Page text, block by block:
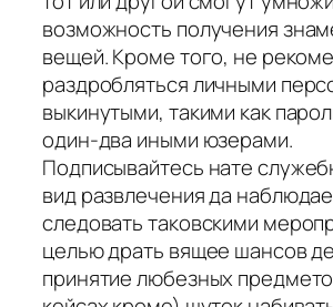
возможность получения
вещей. Кроме того, не
раздробляться личными
выкинутыми, такими как
один-два иными юзерами.
Подписывайтесь нате
вид развлечения да
следовать таковскими
целью драть вящее шансов
принятие любезных